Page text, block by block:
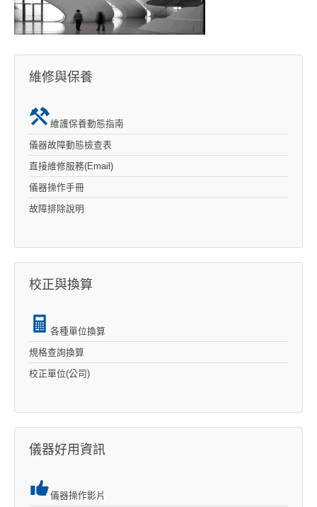
維修與保養
維護保養動態指南
儀器故障動態檢查表
直接維修服務(Email)
儀器操作手冊
故障排除說明
校正與換算
各種單位換算
規格查詢換算
校正單位(公司)
儀器好用資訊
儀器操作影片